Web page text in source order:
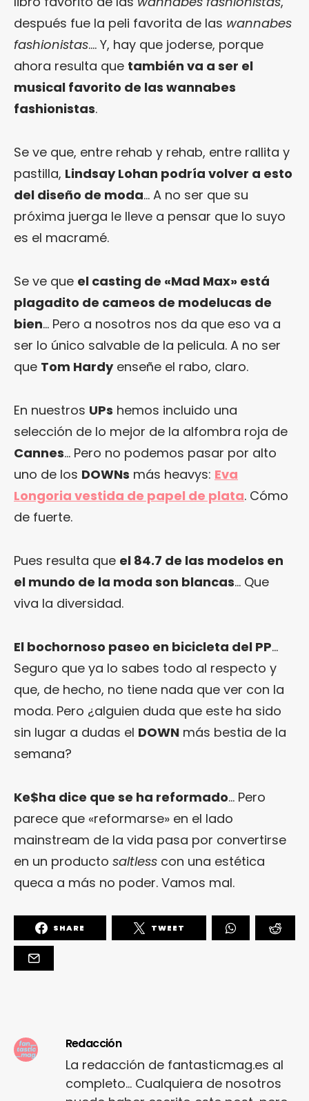
después fue la peli favorita de las wannabes
fashionistas…. Y, hay que joderse, porque
ahora resulta que también va a ser el
musical favorito de las wannabes
fashionistas.
Se ve que, entre rehab y rehab, entre rallita y
pastilla, Lindsay Lohan podría volver a esto
del diseño de moda… A no ser que su
próxima juerga le lleve a pensar que lo suyo
es el macramé.
Se ve que el casting de «Mad Max» está
plagadito de cameos de modelucas de
bien… Pero a nosotros nos da que eso va a
ser lo único salvable de la pelicula. A no ser
que Tom Hardyenseñe el rabo, claro.
En nuestros UPs hemos incluido una
selección de lo mejor de la alfombra roja de
Cannes… Pero no podemos pasar por alto
uno de los DOWNs más heavys: Eva
Longoria vestida de papel de plata. Cómo
de fuerte.
Pues resulta que el 84.7 de las modelos en
el mundo de la moda son blancas… Que
viva la diversidad.
El bochornoso paseo en bicicleta del PP…
Seguro que ya lo sabes todo al respecto y
que, de hecho, no tiene nada que ver con la
moda. Pero ¿alguien duda que este ha sido
sin lugar a dudas el DOWN más bestia de la
semana?
Ke$ha dice que se ha reformado… Pero
parece que «reformarse» en el lado
mainstream de la vida pasa por convertirse
en un producto saltless con una estética
queca a más no poder. Vamos mal.
SHARE TWEET
Redacción
La redacción de fantasticmag.es al
completo... Cualquiera de nosotros